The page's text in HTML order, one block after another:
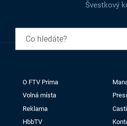
Švestkový
O FTV Prima
Volná místa
Reklama
HbbTV